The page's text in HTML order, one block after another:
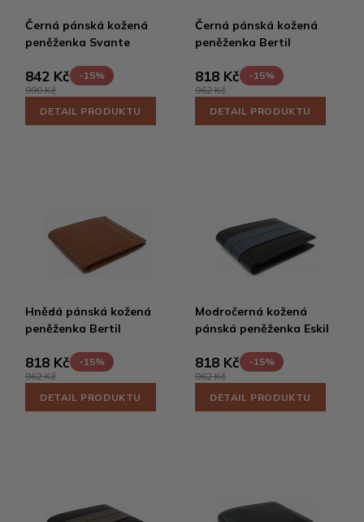
Černá pánská kožená
peněženka Svante
842 Kč
-15%
990 Kč
DETAIL PRODUKTU
Černá pánská kožená
peněženka Bertil
818 Kč
-15%
962 Kč
DETAIL PRODUKTU
Hnědá pánská kožená
peněženka Bertil
818 Kč
-15%
962 Kč
DETAIL PRODUKTU
Modročerná kožená
pánská peněženka Eskil
818 Kč
-15%
962 Kč
DETAIL PRODUKTU